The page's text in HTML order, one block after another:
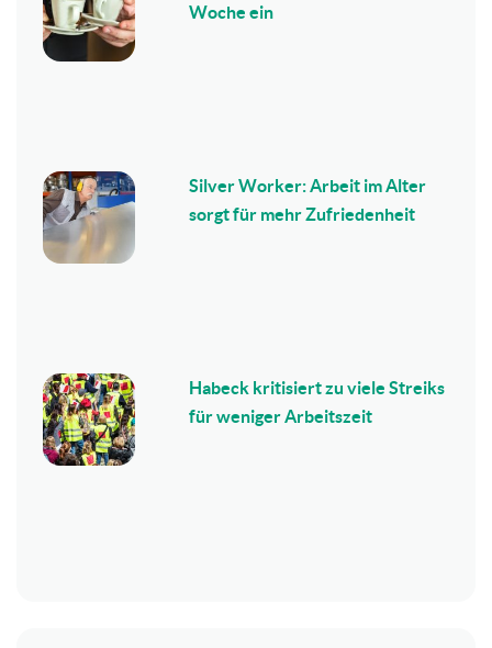
Woche ein
Silver Worker: Arbeit im Alter
sorgt für mehr Zufriedenheit
Habeck kritisiert zu viele Streiks
für weniger Arbeitszeit